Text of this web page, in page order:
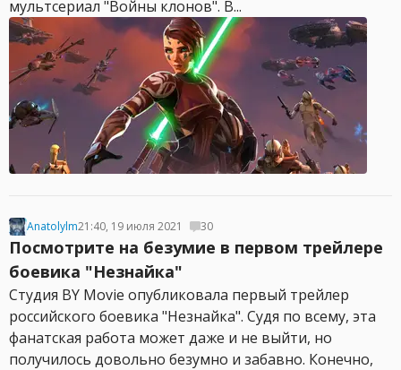
мультсериал "Войны клонов". В...
Anatolylm21:40, 19 июля 2021 30
Посмотрите на безумие в первом трейлере
боевика "Незнайка"
Студия BY Movie опубликовала первый трейлер
российского боевика "Незнайка". Судя по всему, эта
фанатская работа может даже и не выйти, но
получилось довольно безумно и забавно. Конечно,